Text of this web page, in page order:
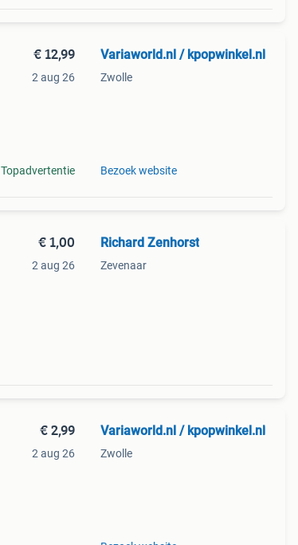
€ 12,99
2 aug 26
Topadvertentie
Variaworld.nl / kpopwinkel.nl
Zwolle
Bezoek website
€ 1,00
2 aug 26
Richard Zenhorst
Zevenaar
€ 2,99
2 aug 26
Variaworld.nl / kpopwinkel.nl
Zwolle